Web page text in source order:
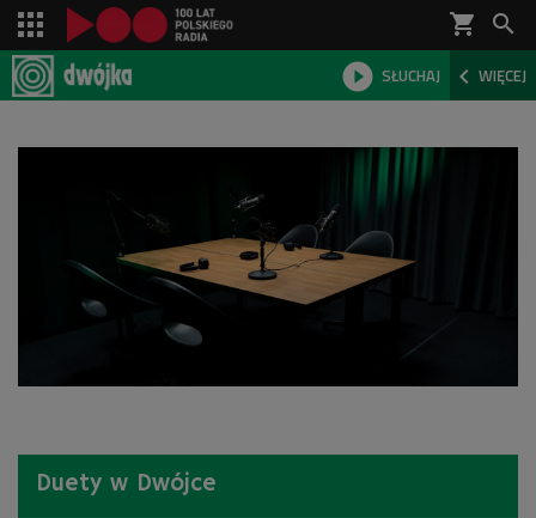
shopping_cart 
 SŁUCHAJ  WIĘCEJ

Duety w Dwójce